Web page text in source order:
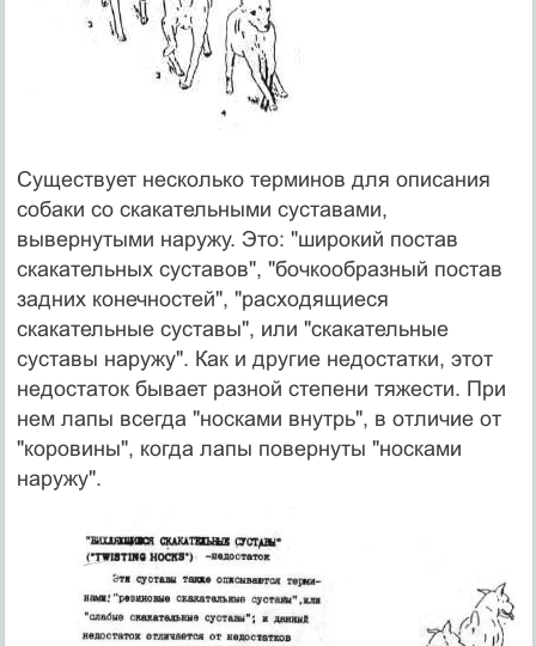
Существует несколько терминов для описания
собаки со скакательными суставами,
вывернутыми наружу. Это: "широкий постав
скакательных суставов", "бочкообразный постав
задних конечностей", "расходящиеся
скакательные суставы", или "скакательные
суставы наружу". Как и другие недостатки, этот
недостаток бывает разной степени тяжести. При
нем лапы всегда "носками внутрь", в отличие от
"коровины", когда лапы повернуты "носками
наружу".